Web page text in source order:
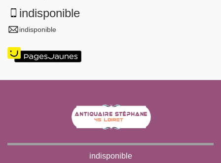
indisponible
indisponible
indisponible